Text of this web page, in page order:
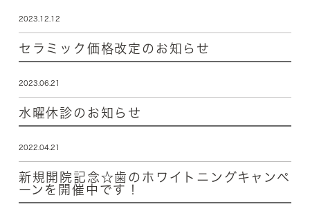
2023.12.12
セラミック価格改定のお知らせ
2023.06.21
水曜休診のお知らせ
2022.04.21
新規開院記念☆歯のホワイトニングキャンペ
ーンを開催中です！